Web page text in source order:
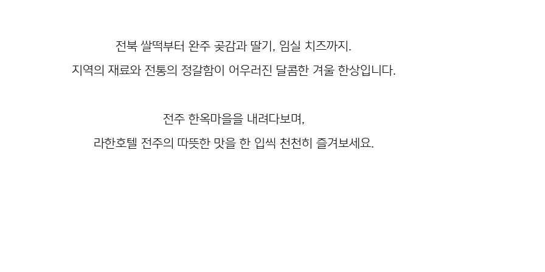
전북 쌀떡부터 완주 곶감과 딸기, 임실 치즈까지.
지역의 재료와 전통의 정갈함이 어우러진 달콤한 겨울 한상입니다.
전주 한옥마을을 내려다보며,
라한호텔 전주의 따뜻한 맛을 한 입씩 천천히 즐겨보세요.